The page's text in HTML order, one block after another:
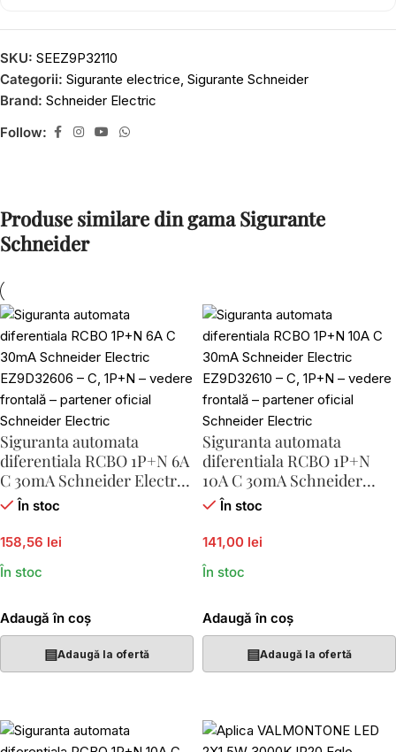
SKU: SEEZ9P32110
Categorii: Sigurante electrice, Sigurante Schneider
Brand: Schneider Electric
Follow:
Produse similare din gama Sigurante
Schneider
Siguranta automata
diferentiala RCBO 1P+N 6A
C 30mA Schneider Electric
EZ9D32606
În stoc
158,56 lei
În stoc
Adaugă în coș
▤Adaugă la ofertă
Siguranta automata
diferentiala RCBO 1P+N
10A C 30mA Schneider
Electric EZ9D32610
În stoc
141,00 lei
În stoc
Adaugă în coș
▤Adaugă la ofertă